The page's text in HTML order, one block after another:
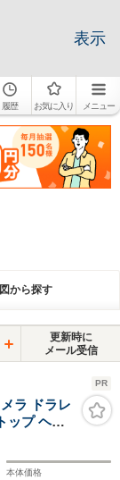
表示
履歴 お気に入り メニュー
から探す
更新時に
メール受信
PR
ラ ドラレ
ップ ヘッ
ット リモ
本体価格